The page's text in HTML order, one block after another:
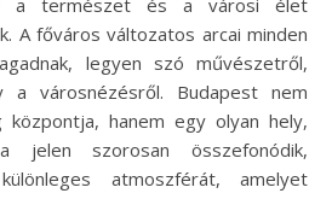
A főváros változatos arcai minden
legyen szó művészetről,
a városnézésről. Budapest nem
központja, hanem egy olyan hely,
szorosan összefonódik,
atmoszférát, amelyet